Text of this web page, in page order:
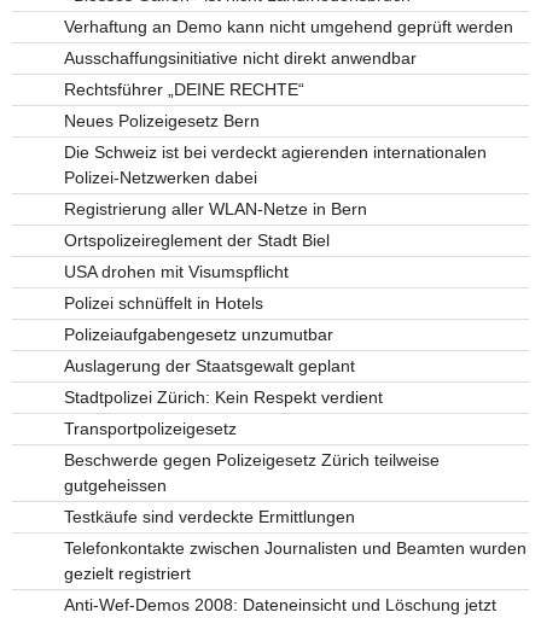
Verhaftung an Demo kann nicht umgehend geprüft werden
Ausschaffungsinitiative nicht direkt anwendbar
Rechtsführer „DEINE RECHTE“
Neues Polizeigesetz Bern
Die Schweiz ist bei verdeckt agierenden internationalen
Polizei-Netzwerken dabei
Registrierung aller WLAN-Netze in Bern
Ortspolizeireglement der Stadt Biel
USA drohen mit Visumspflicht
Polizei schnüffelt in Hotels
Polizeiaufgabengesetz unzumutbar
Auslagerung der Staatsgewalt geplant
Stadtpolizei Zürich: Kein Respekt verdient
Transportpolizeigesetz
Beschwerde gegen Polizeigesetz Zürich teilweise
gutgeheissen
Testkäufe sind verdeckte Ermittlungen
Telefonkontakte zwischen Journalisten und Beamten wurden
gezielt registriert
Anti-Wef-Demos 2008: Dateneinsicht und Löschung jetzt